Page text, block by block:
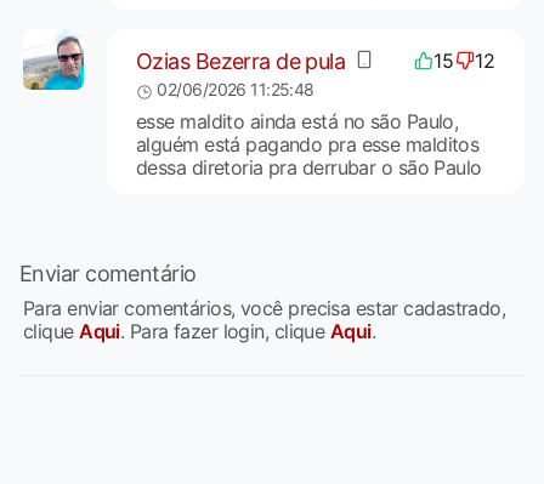
Ozias Bezerra de pula 15 12
02/06/2026 11:25:48
esse maldito ainda está no são Paulo,
alguém está pagando pra esse malditos
dessa diretoria pra derrubar o são Paulo
Enviar comentário
Para enviar comentários, você precisa estar cadastrado,
cliqueAqui. Para fazer login, clique Aqui.